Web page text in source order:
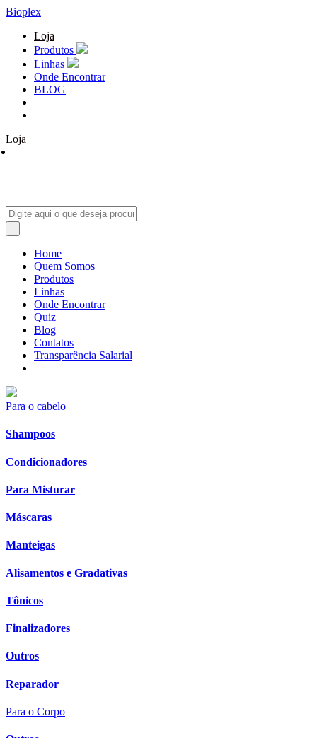
Bioplex
Loja
Produtos
Linhas
Onde Encontrar
BLOG
Loja
Home
Quem Somos
Produtos
Linhas
Onde Encontrar
Quiz
Blog
Contatos
Transparência Salarial
Para o cabelo
Shampoos
Condicionadores
Para Misturar
Máscaras
Manteigas
Alisamentos e Gradativas
Tônicos
Finalizadores
Outros
Reparador
Para o Corpo